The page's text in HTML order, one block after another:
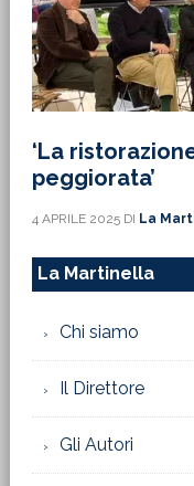
‘La
peggiorata’
4 APRILE 2025DI La
La Martinella
Chi siamo
Il Direttore
Gli Autori